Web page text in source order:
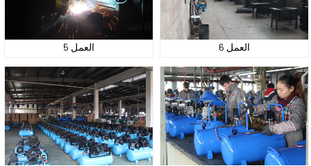
العمل 5 العمل 6